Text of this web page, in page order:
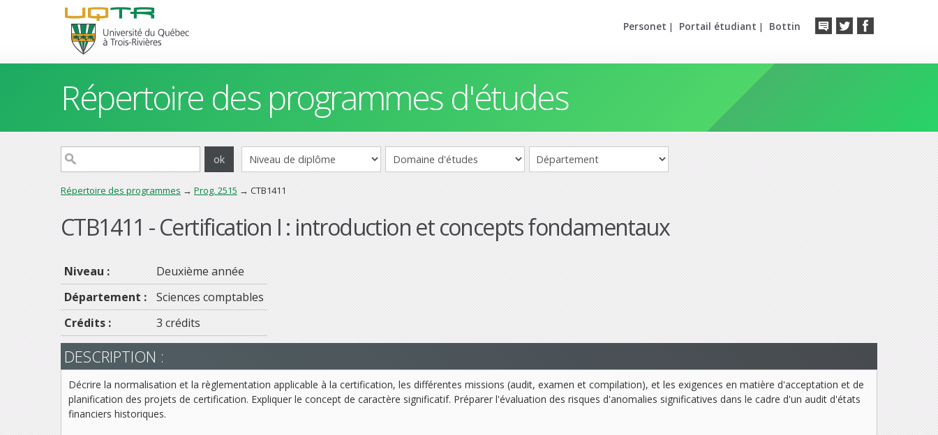
Personet | Portail étudiant | Bottin
Répertoire des programmes d'études
Répertoire des programmes → Prog. 2515 → CTB1411
CTB1411 - Certification I : introduction et concepts fondamentaux
Niveau :
Deuxième année
Département :
Sciences comptables
Crédits :
3 crédits
DESCRIPTION :
Décrire la normalisation et la règlementation applicable à la certification, les différentes missions (audit, examen et compilation), et les exigences en matière d'acceptation et de
planification des projets de certification. Expliquer le concept de caractère significatif. Préparer l'évaluation des risques d'anomalies significatives dans le cadre d'un audit d'états
financiers historiques.